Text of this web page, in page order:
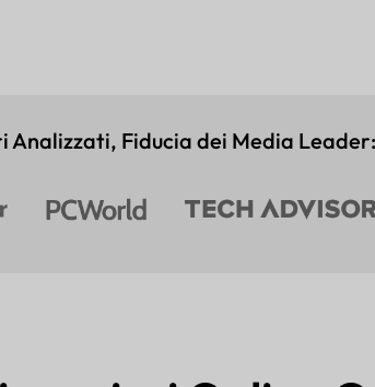
Analizzati, Fiducia dei Media Leader: